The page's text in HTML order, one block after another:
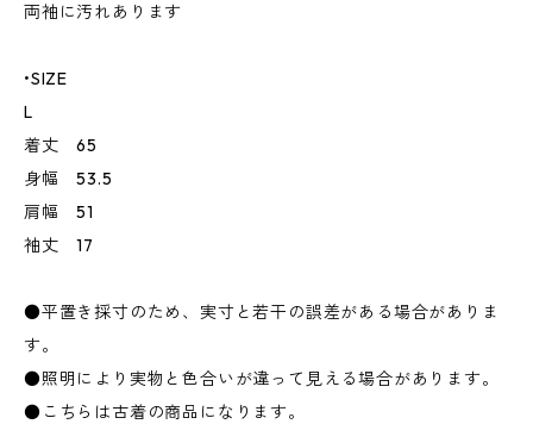
両袖に汚れあります
•SIZE
L
着丈 65
身幅 53.5
肩幅 51
袖丈 17
●平置き採寸のため、実寸と若干の誤差がある場合がありま
す。
●照明により実物と色合いが違って見える場合があります。
●こちらは古着の商品になります。